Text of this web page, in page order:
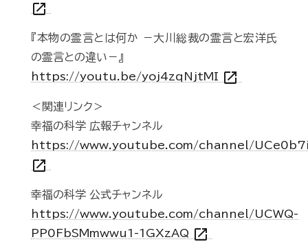
open_in_new
『本物の霊言とは何か －大川総裁の霊言と宏洋氏
の霊言との違い－』
https://youtu.be/yoj4zqNjtMI open_in_new
＜関連リンク＞
幸福の科学 広報チャンネル
https://www.youtube.com/channel/
open_in_new
幸福の科学 公式チャンネル
https://www.youtube.com/channel/UCWQ-
PP0FbSMmwwu1-1GXzAQ open_in_new